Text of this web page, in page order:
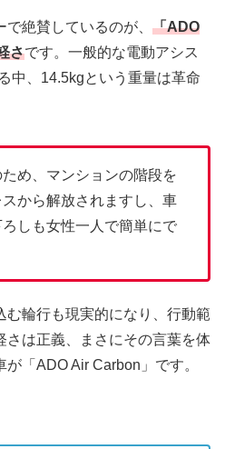
絶賛しているのが、 「ADO
さです。一般的な電動アシス
中、14.5kgという重量は革命
め、マンションの階段を
から解放されますし、車
しも女性一人で簡単にで
む輪行も現実的になり、行動範
さは正義、まさにその言葉を体
「ADO Air Carbon」です。